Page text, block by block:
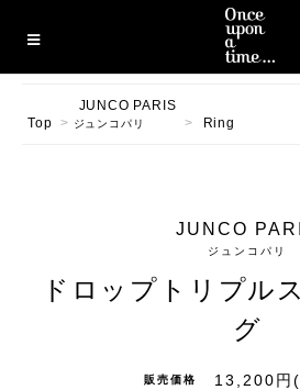
Top >
JUNCO PARIS
ジュンコパリ > Ring
JUNCO
ジュンコパリ
ドロップトリプル
グ
販売価格 13,200円